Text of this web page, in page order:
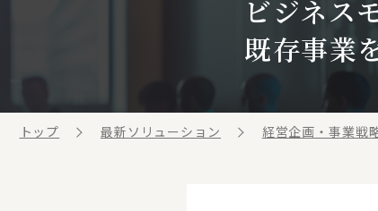
コンサルティング事例
お客様の声
ビジネス用語集
ビジネステーマ解説集
連載／寄稿／書籍
ビジネス
既存事業
トップ 最新ソリューション 経営企画・事業戦